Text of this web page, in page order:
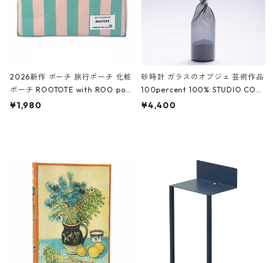
2026新作 ポーチ 旅行ポーチ 化粧
ポーチ ROOTOTE with ROO pou
ch 3532 ルートート WR.ポーチ.ラ
¥1,980
砂時計 ガラスのオブジェ 芸術作品
100percent 100% STUDIO COH
AKU Timeless 100パーセント ス
¥4,400